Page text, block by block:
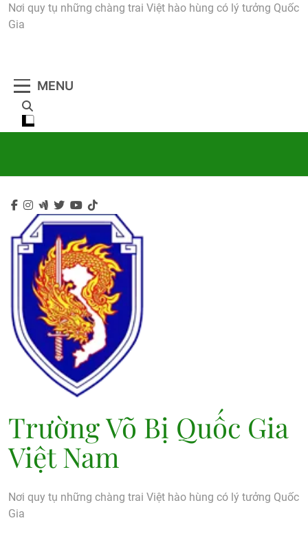
Nơi quy tụ những chàng trai Việt hào hùng có lý tưởng Quốc
Gia
MENU
Trường Võ Bị Quốc Gia
Việt Nam
Nơi quy tụ những chàng trai Việt hào hùng có lý tưởng Quốc
Gia